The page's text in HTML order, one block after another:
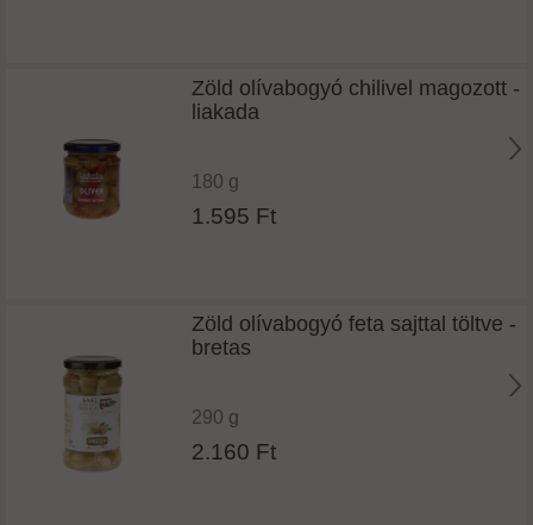
Zöld olívabogyó chilivel magozott -
liakada
180 g
1.595 Ft
Zöld olívabogyó feta sajttal töltve -
bretas
290 g
2.160 Ft